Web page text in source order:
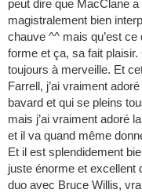
peut dire que MacClane
magistralement bien
chauve ^^ mais qu’est ce
forme et ça, sa fait
toujours à merveille. Et
Farrell, j’ai vraiment
bavard et qui se pleins
mais j’ai vraiment adoré
et il va quand même
Et il est splendidement
juste énorme et excellent
duo avec Bruce Willis,